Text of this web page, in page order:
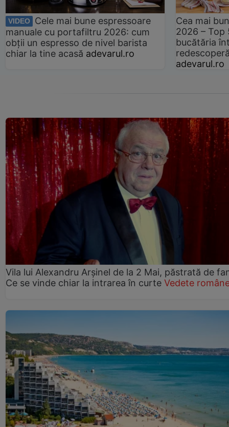
VIDEO
Cele mai bune espressoare
manuale cu portafiltru 2026: cum
obții un espresso de nivel barista
chiar la tine acasă adevarul.ro
Cea mai
2026 –
bucătăria
adevarul.ro
Vila lui Alexandru Arșinel de la 2 Mai, păstrată de
Ce se vinde chiar la intrarea în curte Vedete